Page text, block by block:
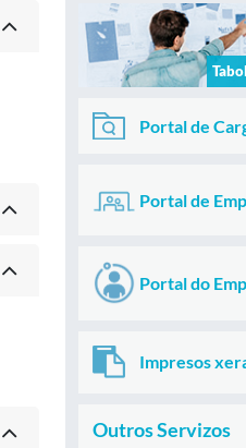
Portal de
Portal de
Portal do
Impresos
Outros Servizos